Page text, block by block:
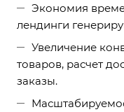
Экономия
лендинги
Увеличение
товаров, расчет
заказы.